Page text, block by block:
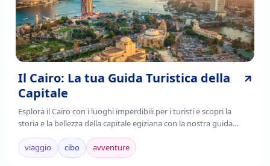
Il Cairo: La tua Guida Turistica della
Capitale
Esplora il Cairo con i luoghi imperdibili per i turisti e scopri la
storia e la bellezza della capitale egiziana con la nostra guida
completa. Leggi ora!
viaggio
cibo avventure